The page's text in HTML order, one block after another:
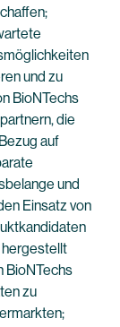
und zu
BioNTechs
die
auf
und
Einsatz von
hergestellt
BioNTechs
zu